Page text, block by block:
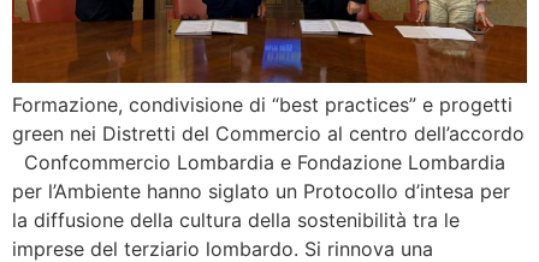
Formazione, condivisione di “best practices” e progetti
green nei Distretti del Commercio al centro dell’accordo
Confcommercio Lombardia e Fondazione Lombardia
per l’Ambiente hanno siglato un Protocollo d’intesa per
la diffusione della cultura della sostenibilità tra le
imprese del terziario lombardo. Si rinnova una